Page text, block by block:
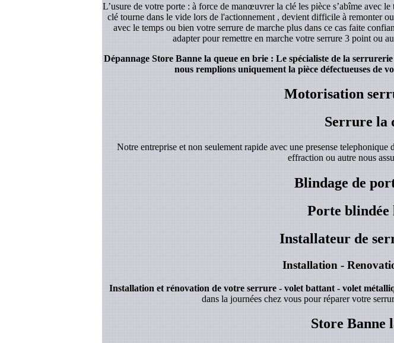
L’usure de votre porte : à force de manœuvrer la clé les pièce s’abîme avec
clé tourne dans le vide lors de l'actionnement , devient difficile à remonter
avec le temps ou bien votre serrure de marche plus dans ce cas faite
adapter pour remettre en marche votre serrure 3 point ou
Dépannage Store Banne la queue en brie : Le spécialiste de la
nous remplions uniquement la pièce défectueuses de
Motorisation
Serrure la
Notre entreprise et non seulement rapide avec une presense
effraction ou autre nous
Blindage de
Porte blindée
Installateur de
Installation -
Installation et rénovation de votre serrure - volet battant - volet
dans la journées chez vous pour réparer votre
Store Banne